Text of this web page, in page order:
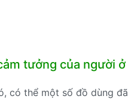
tưởng của người ở
có thể một số đồ dùng đã